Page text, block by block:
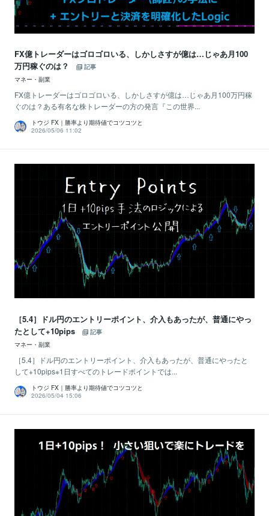
FX億トレーダーはゴロゴロいる、しかしさすが億は…じゃあ月100
万円稼ぐのは？
記事
マネー・副業
FX億トレーダーはゴロゴロいる、しかしさすが億は…じゃあ月100万円稼
ぐのは？ある有名な株トレーダーの方の発言『この世界...
トウジ FX｜勝率より期待値でコツコツと
2026/05/06 11:02
［5.4］ドル円のエントリーポイント、介入もあったが、普通にやっ
たとして+10pips
記事
マネー・副業
［5.4］ドル円のエントリーポイント、介入もあったが、普通にやったと
して+10pips※1日すべてのトレードポイントでは...
トウジ FX｜勝率より期待値でコツコツと
2026/05/04 15:06